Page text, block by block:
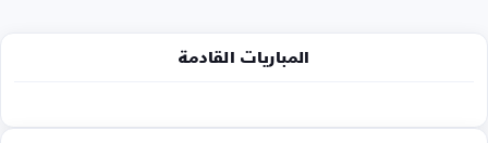
المباريات القادمة